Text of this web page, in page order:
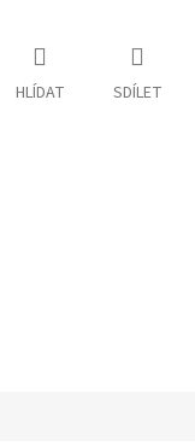
HLÍDAT SDÍLET